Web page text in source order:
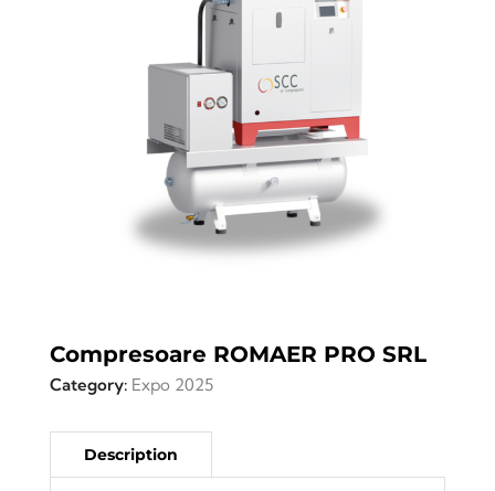
Compresoare ROMAER PRO SRL
Category: Expo 2025